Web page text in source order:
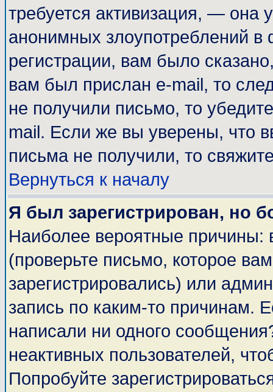
требуется активизация, — она
анонимных злоупотреблений
регистрации, вам было
вам был прислан e-mail, то
не получили письмо, то
mail. Если же вы уверены, что
письма не получили, то
Вернуться к началу
Я был зарегистрирован, но
Наиболее вероятные причины:
(проверьте письмо, которое
зарегистрировались) или
запись по каким-то причинам.
написали ни одного
неактивных пользователей,
Попробуйте